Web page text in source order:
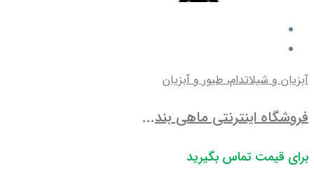
آبزیان و شیلاتدام، طیور و آبزیان
فروشگاه اینترنتی ماهی بند...
برای قیمت تماس بگیرید